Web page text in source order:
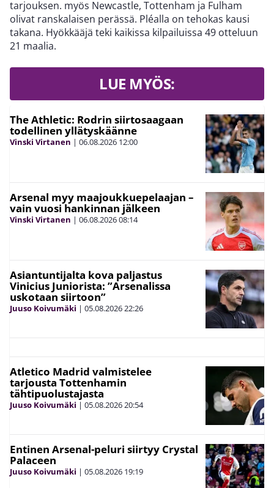
tarjouksen. myös Newcastle, Tottenham ja Fulham
olivat ranskalaisen perässä. Pléalla on tehokas kausi
takana. Hyökkääjä teki kaikissa kilpailuissa 49 otteluun
21 maalia.
LUE MYÖS:
The Athletic: Rodrin siirtosaagaan
todellinen yllätyskäänne
Vinski Virtanen | 06.08.2026 12:00
Arsenal myy maajoukkuepelaajan –
vain vuosi hankinnan jälkeen
Vinski Virtanen | 06.08.202608:14
Asiantuntijalta kova paljastus
Vinicius Juniorista: ”Arsenalissa
uskotaan siirtoon”
Juuso Koivumäki | 05.08.202622:26
Atletico Madrid valmistelee
tarjousta Tottenhamin
tähtipuolustajasta
Juuso Koivumäki | 05.08.202620:54
Entinen Arsenal-peluri siirtyy Crystal
Palaceen
Juuso Koivumäki | 05.08.2026 19:19